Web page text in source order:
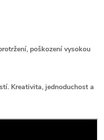
poškození vysokou
Kreativita, jednoduchost a